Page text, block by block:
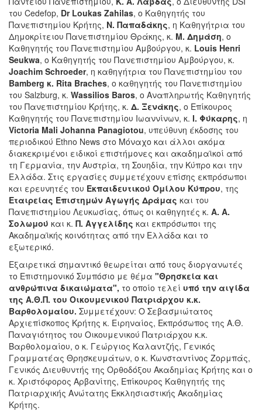
του Cedefop, Dr Loukas Zahilas, ο Καθηγητής του
Πανεπιστημίου Κρήτης, Ν. Παπαδάκης, η Καθηγήτρια του
Δημοκρίτειου Πανεπιστημίου Θράκης, κ. Μ. Δημάση, ο
Καθηγητής του Πανεπιστημίου Αμβούργου, κ. Louis Henri
Seukwa, ο Καθηγητής του Πανεπιστημίου Αμβούργου, κ.
Joachim Schroeder, η καθηγήτρια του Πανεπιστημίου του
Bamberg κ. Rita Braches, ο καθηγητής του Πανεπιστημίου
του Salzburg, κ. Wassilios Baros, ο Αναπληρωτής Καθηγητής
του Πανεπιστημίου Κρήτης, κ. Δ. Ξενάκης, ο Επίκουρος
Καθηγητής του Πανεπιστημίου Ιωαννίνων, κ. Ι. Φύκαρης, η
Victoria Mali Johanna Panagiotou, υπεύθυνη έκδοσης του
περιοδικού Ethno News στο Μόναχο και άλλοι ακόμα
διακεκριμένοι ειδικοί επιστήμονες και ακαδημαϊκοί από
τη Γερμανία, την Αυστρία, τη Σουηδία, την Κύπρο και την
Ελλάδα. Στις εργασίες συμμετέχουν επίσης εκπρόσωποι
και ερευνητές του Εκπαιδευτικού Ομίλου Κύπρου, της
Εταιρείας Επιστημών Αγωγής Δράμας και του
Πανεπιστημίου Λευκωσίας, όπως οι καθηγητές κ. Α. Α.
Σολωμού και κ. Π. Αγγελίδης και εκπρόσωποι της
Ακαδημαϊκής κοινότητας από την Ελλάδα και το
εξωτερικό.
Εξαιρετικά σημαντικό θεωρείται από τους διοργανωτές
το Επιστημονικό Συμπόσιο με θέμα "Θρησκεία και
ανθρώπινα δικαιώματα", το οποίο τελεί υπό την αιγίδα
της Α.Θ.Π. του Οικουμενικού Πατριάρχου κ.κ.
Βαρθολομαίου. Συμμετέχουν: Ο Σεβασμιώτατος
Αρχιεπίσκοπος Κρήτης κ. Ειρηναίος, Εκπρόσωπος της Α.Θ.
Παναγιότητος του Οικουμενικού Πατριάρχου κ.κ.
Βαρθολομαίου, ο κ. Γεώργιος Καλαντζής, Γενικός
Γραμματέας Θρησκευμάτων, ο κ. Κωνσταντίνος Ζορμπάς,
Γενικός Διευθυντής της Ορθοδόξου Ακαδημίας Κρήτης και ο
κ. Χριστόφορος Αρβανίτης, Επίκουρος Καθηγητής της
Πατριαρχικής Ανώτατης Εκκλησιαστικής Ακαδημίας
Κρήτης.